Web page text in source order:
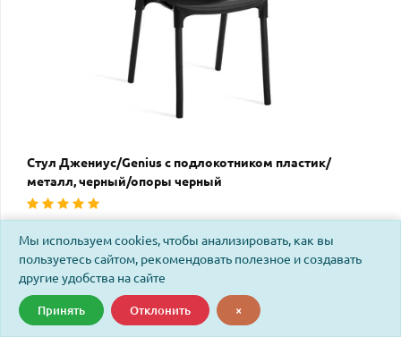
Стул Джениус/Genius с подлокотником пластик/
металл, черный/опоры черный
Мы используем cookies, чтобы анализировать, как вы
пользуетесь сайтом, рекомендовать полезное и создавать
другие удобства на сайте
Принять Отклонить ×